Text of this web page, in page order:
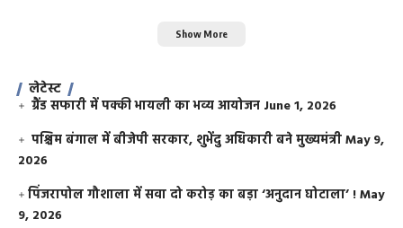
Show More
लेटेस्ट
ग्रैंड सफारी में पक्की भायली का भव्य आयोजन June 1, 2026
पश्चिम बंगाल में बीजेपी सरकार, शुभेंदु अधिकारी बने मुख्यमंत्रीMay 9,
2026
​पिंजरापोल गौशाला में सवा दो करोड़ का बड़ा ‘अनुदान घोटाला’ !May
9, 2026